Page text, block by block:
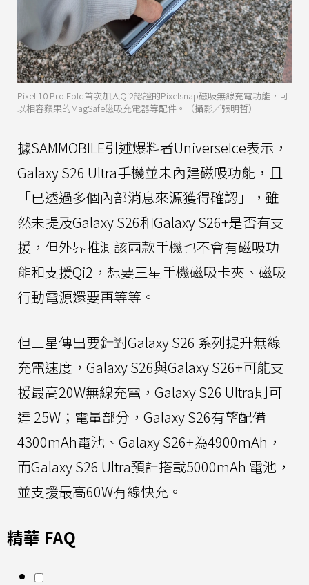
Pixel 10 Pro Fold首次加入Qi2認證的Pixelsnap磁吸無線充電功能，可
以相容蘋果的MagSafe磁吸充電器等配件。（攝影／張明哲）
據SAMMOBILE引述爆料者UniverseIce表示，
Galaxy S26 Ultra手機並未內建磁吸功能，且
「已透過多個內部消息來源獲得確認」，雖
然未提及Galaxy S26和Galaxy S26+是否有支
援，但外界推測該兩款手機也不會有磁吸功
能和支援Qi2，想要三星手機磁吸卡夾、磁吸
行動電源還要再等等。
但三星傳出要針對Galaxy S26 系列提升無線
充電速度，Galaxy S26與Galaxy S26+可能支
援最高20W無線充電，Galaxy S26 Ultra則可
達 25W；電量部分，Galaxy S26有望配備
4300mAh電池、Galaxy S26+為4900mAh，
而Galaxy S26 Ultra預計搭載5000mAh 電池，
並支援最高60W有線快充。
精華 FAQ